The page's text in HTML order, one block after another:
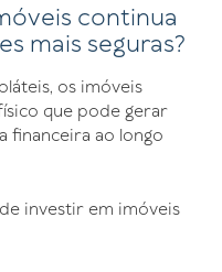
continua
mais seguras?
os imóveis
que pode gerar
financeira ao longo
investir em imóveis